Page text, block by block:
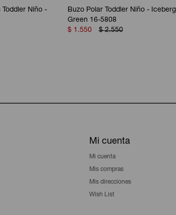
Niño -
Buzo Polar Toddler Niño - Iceberg
Green 16-5808
$ 1.550 $ 2.550
Mi cuenta
Mi cuenta
Mis compras
Mis direcciones
Wish List